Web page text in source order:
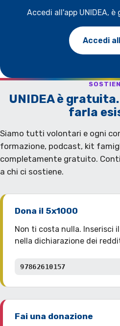
Accedi all'app UNIDEA,
Accedi
UNIDEA è
farla
Siamo tutti volontari e ogni
formazione, podcast, kit
completamente gratuito.
a chi ci sostiene.
Dona il 5x1000
Non ti costa nulla. Inserisci
nella dichiarazione dei
97862610157
Fai una donazione